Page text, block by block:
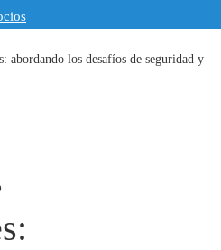
abordando los desafíos de seguridad y